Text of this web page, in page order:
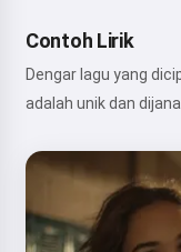
Contoh Lirik
Dengar lagu yang
adalah unik dan